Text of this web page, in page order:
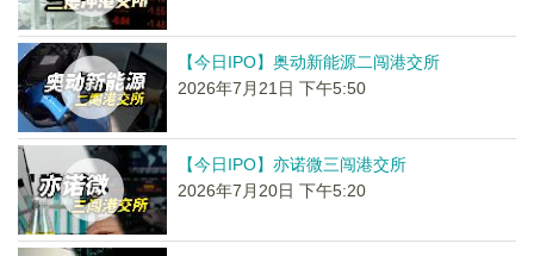
【今日IPO】奥动新能源二闯港交所
2026年7月21日 下午5:50
【今日IPO】亦诺微三闯港交所
2026年7月20日 下午5:20